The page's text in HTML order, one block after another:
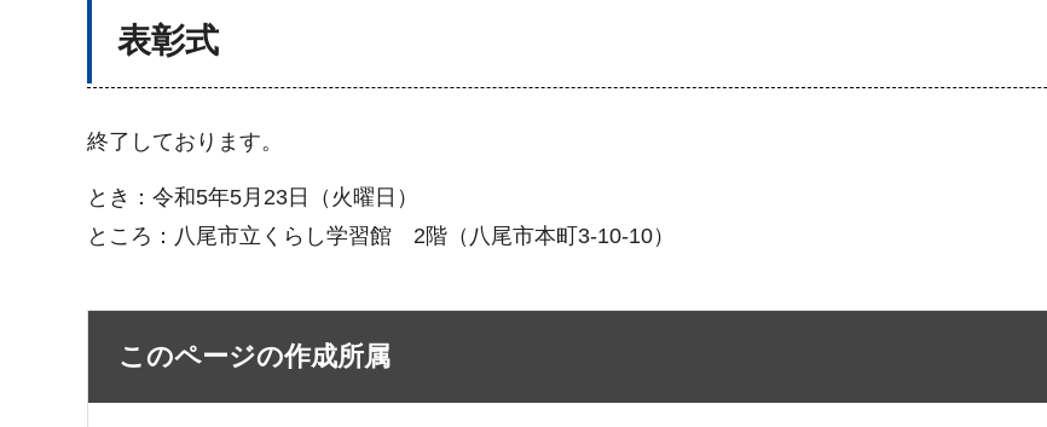
表彰式
終了しております。
とき：令和5年5月23日（火曜日）
ところ：八尾市立くらし学習館 2階（八尾市本町3-10-10）
このページの作成所属